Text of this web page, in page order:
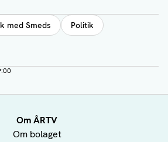
med Smeds Politik
Om ÅRTV
Om bolaget